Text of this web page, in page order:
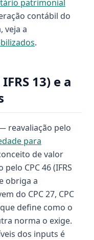
patrimonial
contábil do
veja a
.
13) e a
reavaliação pelo
para
de valor
CPC 46 (IFRS
obriga a
do CPC 27, CPC
define como o
norma o exige.
dos inputs é